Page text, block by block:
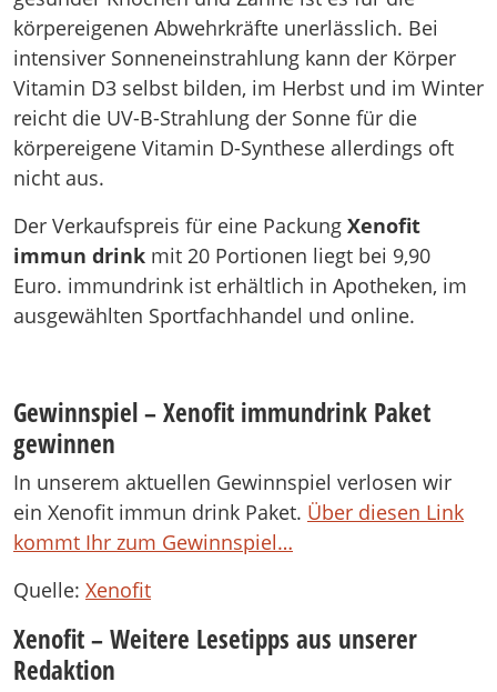
körpereigenen Abwehrkräfte unerlässlich. Bei
intensiver Sonneneinstrahlung kann der Körper
Vitamin D3 selbst bilden, im Herbst und im Winter
reicht die UV-B-Strahlung der Sonne für die
körpereigene Vitamin D-Synthese allerdings oft
nicht aus.
Der Verkaufspreis für eine Packung Xenofit
immun drink mit 20 Portionen liegt bei 9,90
Euro. immundrink ist erhältlich in Apotheken, im
ausgewählten Sportfachhandel und online.
Gewinnspiel – Xenofit immundrink Paket
gewinnen
In unserem aktuellen Gewinnspiel verlosen wir
ein Xenofit immun drink Paket. Über diesen Link
kommt Ihr zum Gewinnspiel…
Quelle: Xenofit
Xenofit – Weitere Lesetipps aus unserer
Redaktion